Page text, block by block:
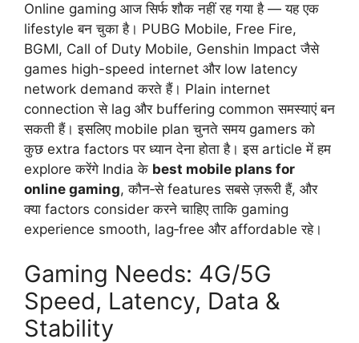
Online gaming आज सिर्फ शौक नहीं रह गया है — यह एक
lifestyle बन चुका है। PUBG Mobile, Free Fire,
BGMI, Call of Duty Mobile, Genshin Impact जैसे
games high-speed internet और low latency
network demand करते हैं। Plain internet
connection से lag और buffering common समस्याएं बन
सकती हैं। इसलिए mobile plan चुनते समय gamers को
कुछ extra factors पर ध्यान देना होता है। इस article में हम
explore करेंगे India के best mobile plans for
online gaming, कौन‑से features सबसे ज़रूरी हैं, और
क्या factors consider करने चाहिए ताकि gaming
experience smooth, lag‑free और affordable रहे।
Gaming Needs: 4G/5G
Speed, Latency, Data &
Stability